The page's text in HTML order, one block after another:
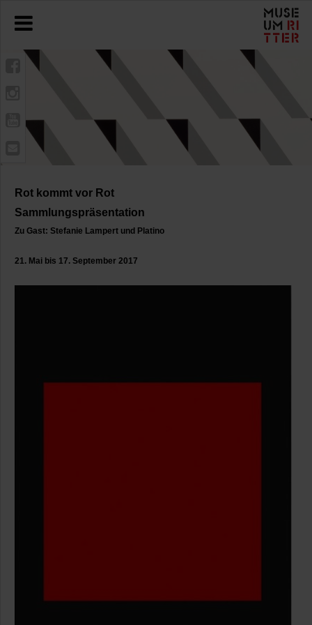
Rot kommt vor Rot
Sammlungspräsentation
Zu Gast: Stefanie Lampert und Platino
21. Mai bis 17. September 2017